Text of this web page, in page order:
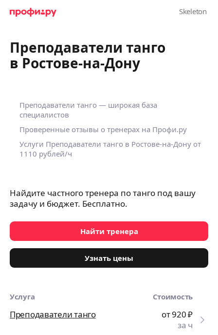
Преподаватели танго
в Ростове-на-Дону
Преподаватели танго — широкая база
специалистов
Проверенные отзывы о тренерах на Профи.ру
Услуги Преподаватели танго в Ростове-на-Дону от
1110 рублей/ч
Найдите частного тренера по танго под вашу
задачу и бюджет. Бесплатно.
Найти тренера
Узнать цены
Услуга Стоимость
Преподаватели танго от 920₽
за ч